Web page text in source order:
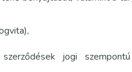
jogi szempontú